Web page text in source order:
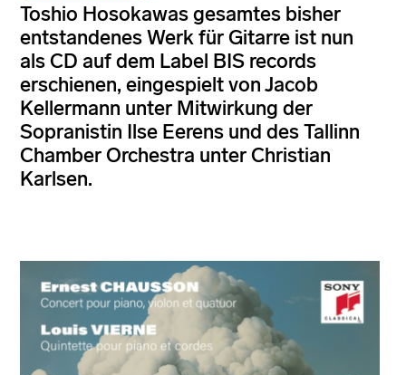
Toshio Hosokawas gesamtes bisher
entstandenes Werk für Gitarre ist nun
als CD auf dem Label BIS records
erschienen, eingespielt von Jacob
Kellermann unter Mitwirkung der
Sopranistin Ilse Eerens und des Tallinn
Chamber Orchestra unter Christian
Karlsen.